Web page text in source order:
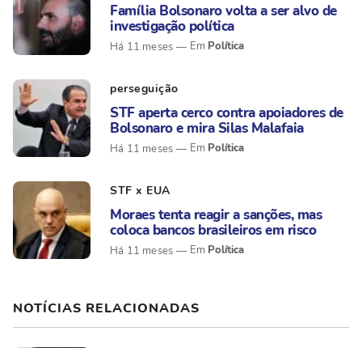
Família Bolsonaro volta a ser alvo de
investigação política
Há 11 meses Política
perseguição
STF aperta cerco contra apoiadores de
Bolsonaro e mira Silas Malafaia
Há 11 meses Política
STF x EUA
Moraes tenta reagir a sanções, mas
coloca bancos brasileiros em risco
Há 11 meses Política
NOTÍCIAS RELACIONADAS